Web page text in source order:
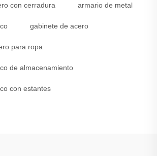
con cerradura armario de metal
gabinete de acero
para ropa
de almacenamiento
con estantes